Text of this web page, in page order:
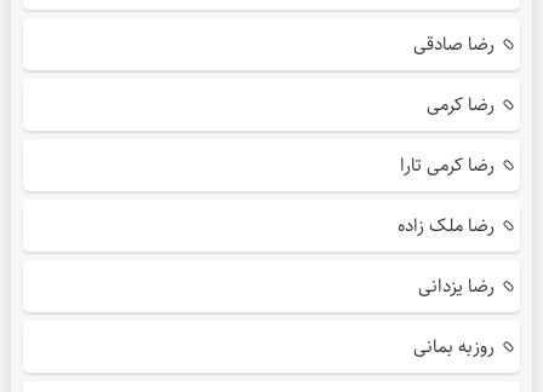
رضا صادقی
رضا کرمی
رضا کرمی تارا
رضا ملک زاده
رضا یزدانی
روزبه بمانی